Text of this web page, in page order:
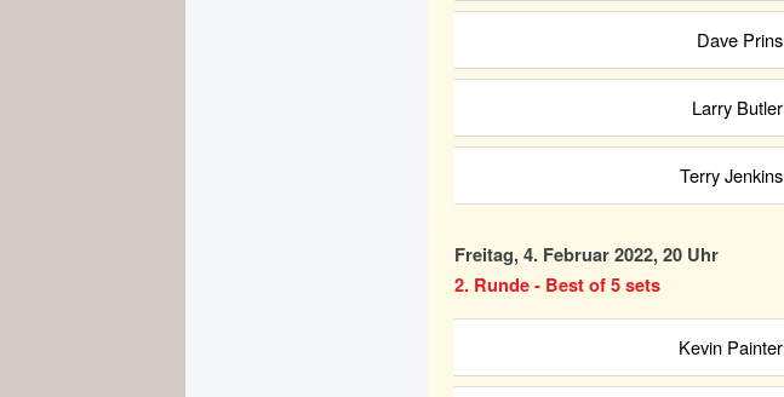
Dave Prins
Larry Butler
Terry Jenkins
Freitag, 4. Februar 2022, 20 Uhr
2. Runde - Best of 5 sets
Kevin Painter